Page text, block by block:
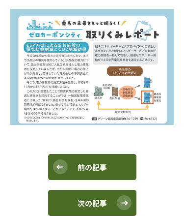
前の記事
次の記事